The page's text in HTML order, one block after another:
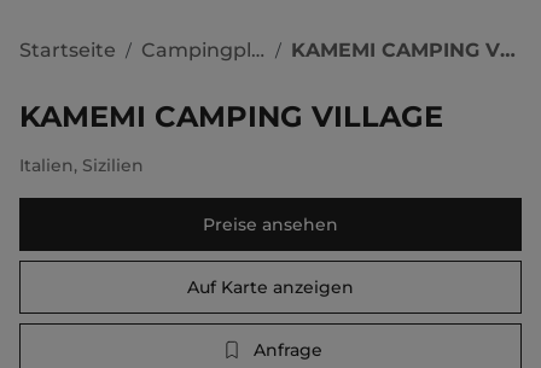
Startseite / Campingplätze / KAMEMI CAMPING VILLAGE
KAMEMI CAMPING VILLAGE
Italien, Sizilien
Preise ansehen
Auf Karte anzeigen
Anfrage